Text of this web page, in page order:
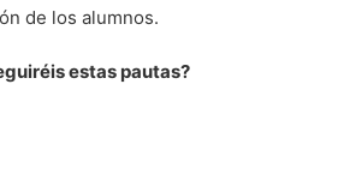
de los alumnos.
estas pautas?